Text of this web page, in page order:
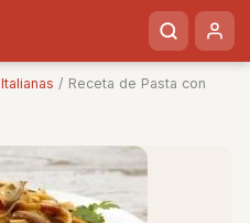
Italianas / Receta de Pasta con